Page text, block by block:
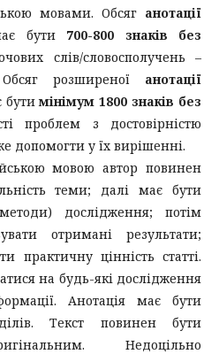
мовами. Обсяг анотації
бути 700-800 знаків без
слів/словосполучень –
розширеної анотації
бутимінімум 1800 знаків без
проблем з достовірністю
допомогти у їх вирішенні.
мовою автор повинен
теми; далі має бути
дослідження; потім
отримані результати;
практичну цінність статті.
на будь-які дослідження
Анотація має бути
Текст повинен бути
Недоцільно